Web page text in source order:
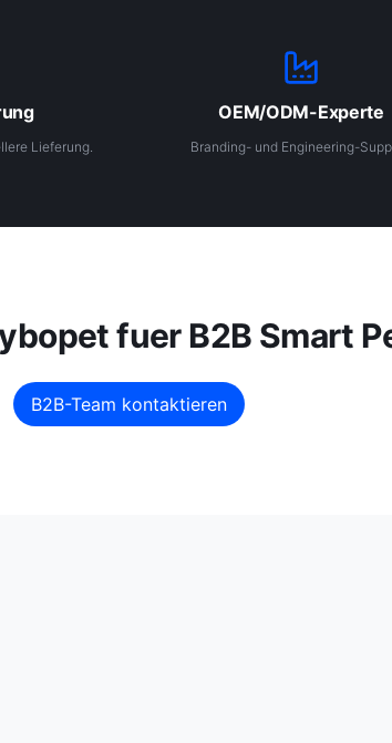
Lieferung.
OEM/ODM-Experte
Branding- und Engineering-
fuer B2B Smart
B2B-Team kontaktieren